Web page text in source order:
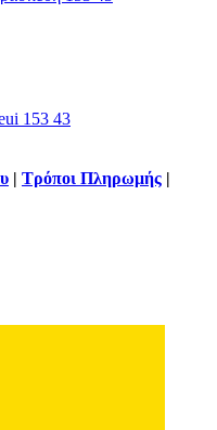
153 43
Τρόποι Πληρωμής